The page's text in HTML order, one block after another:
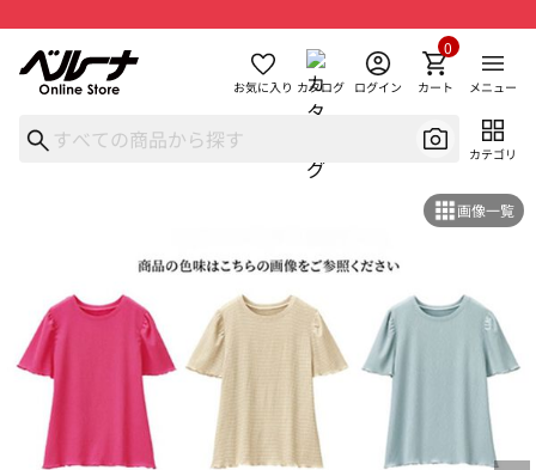
お気に入り カタログ ログイン カート
0
メニュー
カテゴリ
画像一覧